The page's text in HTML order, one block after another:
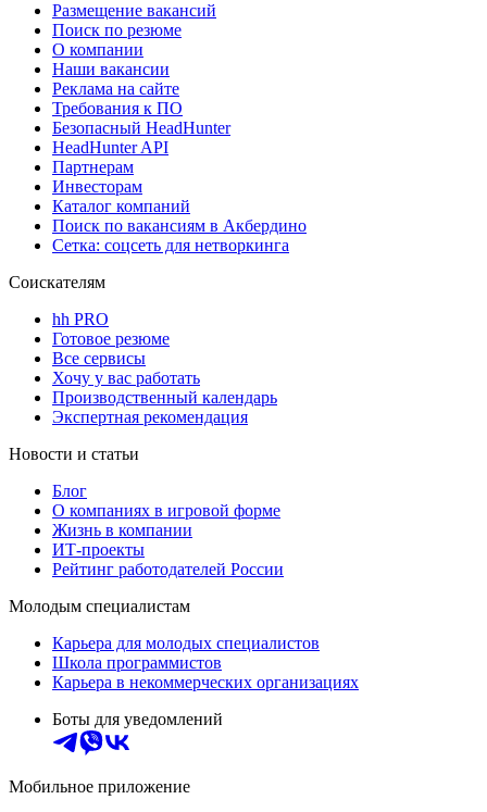
Размещение вакансий
Поиск по резюме
О компании
Наши вакансии
Реклама на сайте
Требования к ПО
Безопасный HeadHunter
HeadHunter API
Партнерам
Инвесторам
Каталог компаний
Поиск по вакансиям в Акбердино
Сетка: соцсеть для нетворкинга
Соискателям
hh PRO
Готовое резюме
Все сервисы
Хочу у вас работать
Производственный календарь
Экспертная рекомендация
Новости и статьи
Блог
О компаниях в игровой форме
Жизнь в компании
ИТ-проекты
Рейтинг работодателей России
Молодым специалистам
Карьера для молодых специалистов
Школа программистов
Карьера в некоммерческих организациях
Боты для уведомлений
Мобильное приложение